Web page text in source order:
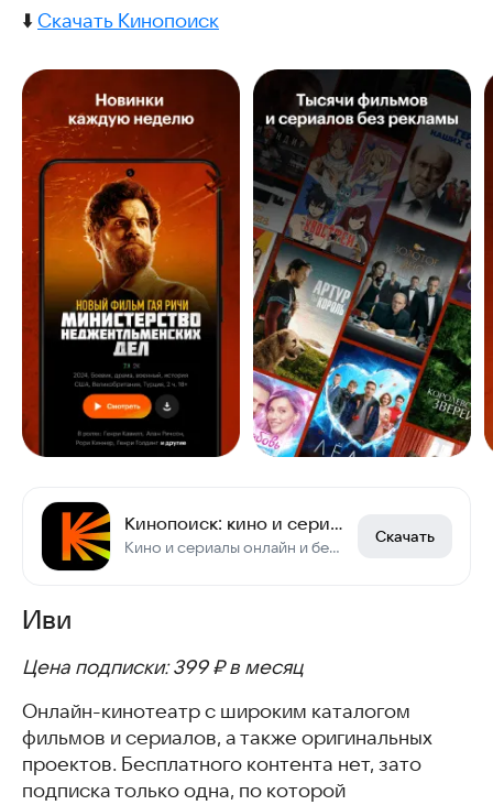
⬇️ Скачать Кинопоиск
Кинопоиск: кино и сериалы
Кино и сериалы онлайн и без интернета
Скачать
Иви
Цена подписки: 399 ₽ в месяц
Онлайн-кинотеатр с широким каталогом
фильмов и сериалов, а также оригинальных
проектов. Бесплатного контента нет, зато
подписка только одна, по которой